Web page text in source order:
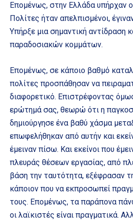
Επομένως, στην Ελλάδα υπήρχαν
Πολίτες ήταν απελπισμένοι,
Υπήρξε μια σημαντική αντίδραση
παραδοσιακών κομμάτων.
Επομένως, σε κάποιο βαθμό
πολίτες προσπάθησαν να
διαφορετικό. Επιστρέφοντας
ερώτημά σας, θεωρώ ότι η
δημιούργησε ένα βαθύ χάσμα
επωφελήθηκαν από αυτήν και
έμειναν πίσω. Και εκείνοι που
πλευράς θέσεων εργασίας, από
βάση την ταυτότητα, εξέφρασαν
κάποιον που να εκπροσωπεί
τους. Επομένως, τα παράπονα
οι λαϊκιστές είναι πραγματικά.